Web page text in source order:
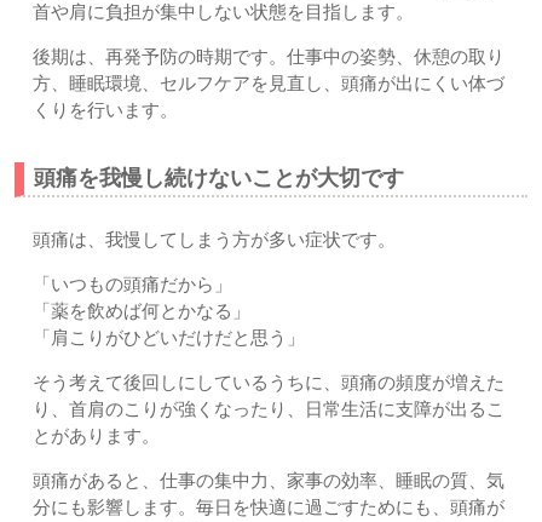
首や肩に負担が集中しない状態を目指します。
後期は、再発予防の時期です。仕事中の姿勢、休憩の取り
方、睡眠環境、セルフケアを見直し、頭痛が出にくい体づ
くりを行います。
頭痛を我慢し続けないことが大切です
頭痛は、我慢してしまう方が多い症状です。
「いつもの頭痛だから」
「薬を飲めば何とかなる」
「肩こりがひどいだけだと思う」
そう考えて後回しにしているうちに、頭痛の頻度が増えた
り、首肩のこりが強くなったり、日常生活に支障が出るこ
とがあります。
頭痛があると、仕事の集中力、家事の効率、睡眠の質、気
分にも影響します。毎日を快適に過ごすためにも、頭痛が